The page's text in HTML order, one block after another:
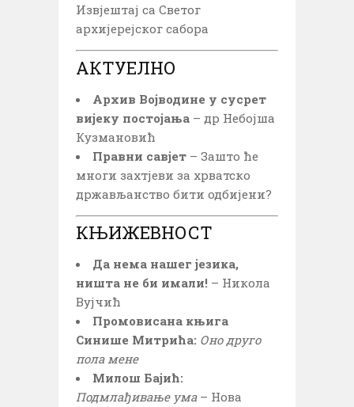
Извјештај са Светог
архијерејског сабора
АКТУЕЛНО
Архив Војводине у сусрет
вијеку постојања – др Небојша
Кузмановић
Правни савјет – Зашто ће
многи захтјеви за хрватско
држављанство бити одбијени?
КЊИЖЕВНОСТ
Да нема нашег језика,
ништа не би имали! – Никола
Вујчић
Промовисана књига
Синише Митрића: Оно друго
пола мене
Милош Бајић:
Подмлађивање ума– Нова